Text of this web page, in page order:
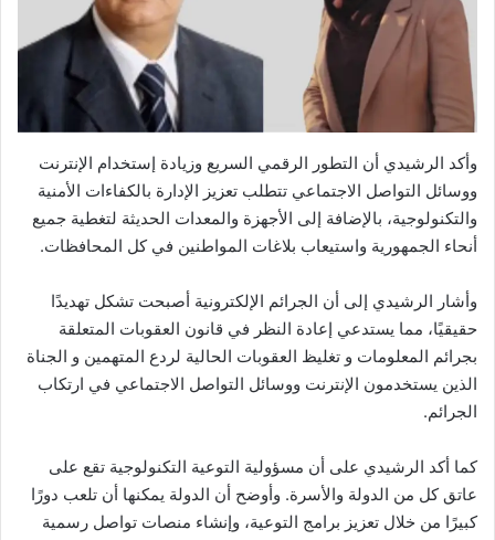
وأكد الرشيدي أن التطور الرقمي السريع وزيادة إستخدام الإنترنت
ووسائل التواصل الاجتماعي تتطلب تعزيز الإدارة بالكفاءات الأمنية
والتكنولوجية، بالإضافة إلى الأجهزة والمعدات الحديثة لتغطية جميع
أنحاء الجمهورية واستيعاب بلاغات المواطنين في كل المحافظات.
وأشار الرشيدي إلى أن الجرائم الإلكترونية أصبحت تشكل تهديدًا
حقيقيًا، مما يستدعي إعادة النظر في قانون العقوبات المتعلقة
بجرائم المعلومات و تغليظ العقوبات الحالية لردع المتهمين و الجناة
الذين يستخدمون الإنترنت ووسائل التواصل الاجتماعي في ارتكاب
الجرائم.
كما أكد الرشيدي على أن مسؤولية التوعية التكنولوجية تقع على
عاتق كل من الدولة والأسرة. وأوضح أن الدولة يمكنها أن تلعب دورًا
كبيرًا من خلال تعزيز برامج التوعية، وإنشاء منصات تواصل رسمية